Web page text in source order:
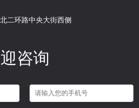
二环路中央大街西侧
咨询